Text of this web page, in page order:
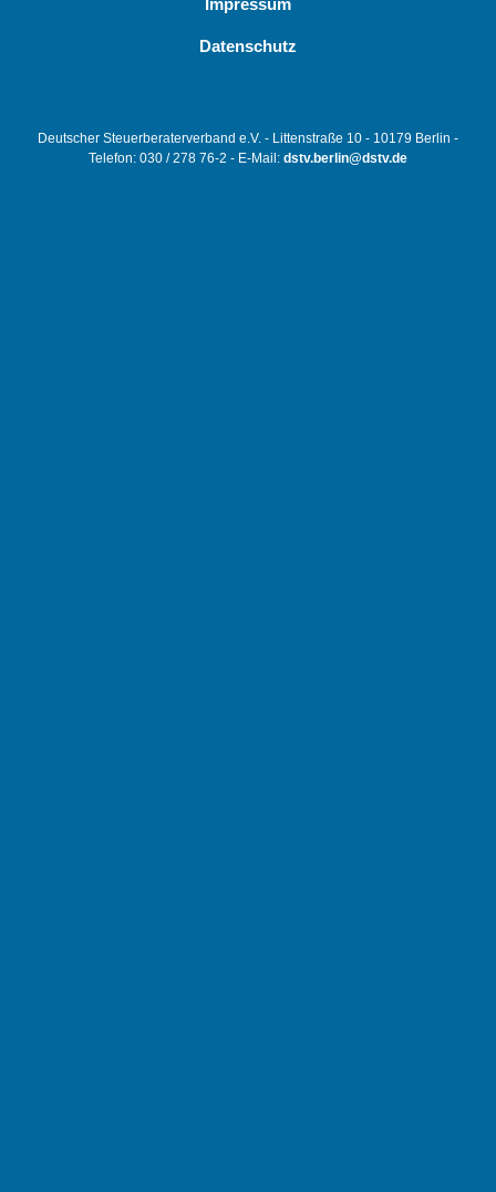
Impressum
Datenschutz
Deutscher Steuerberaterverband e.V. - Littenstraße 10 - 10179 Berlin -
Telefon: 030 / 278 76-2 - E-Mail: dstv.berlin@dstv.de